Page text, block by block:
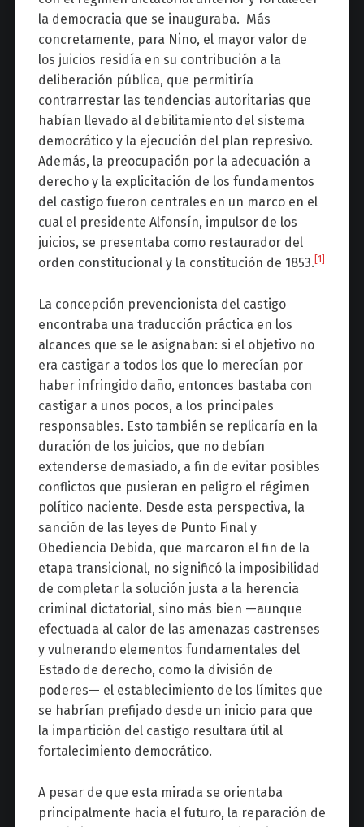
la democracia que se inauguraba. Más
concretamente, para Nino, el mayor valor de
los juicios residía en su contribución a la
deliberación pública, que permitiría
contrarrestar las tendencias autoritarias que
habían llevado al debilitamiento del sistema
democrático y la ejecución del plan represivo.
Además, la preocupación por la adecuación a
derecho y la explicitación de los fundamentos
del castigo fueron centrales en un marco en el
cual el presidente Alfonsín, impulsor de los
juicios, se presentaba como restaurador del
orden constitucional y la constitución de 1853. [1]
La concepción prevencionista del castigo
encontraba una traducción práctica en los
alcances que se le asignaban: si el objetivo no
era castigar a todos los que lo merecían por
haber infringido daño, entonces bastaba con
castigar a unos pocos, a los principales
responsables. Esto también se replicaría en la
duración de los juicios, que no debían
extenderse demasiado, a fin de evitar posibles
conflictos que pusieran en peligro el régimen
político naciente. Desde esta perspectiva, la
sanción de las leyes de Punto Final y
Obediencia Debida, que marcaron el fin de la
etapa transicional, no significó la imposibilidad
de completar la solución justa a la herencia
criminal dictatorial, sino más bien —aunque
efectuada al calor de las amenazas castrenses
y vulnerando elementos fundamentales del
Estado de derecho, como la división de
poderes— el establecimiento de los límites que
se habrían prefijado desde un inicio para que
la impartición del castigo resultara útil al
fortalecimiento democrático.
A pesar de que esta mirada se orientaba
principalmente hacia el futuro, la reparación de